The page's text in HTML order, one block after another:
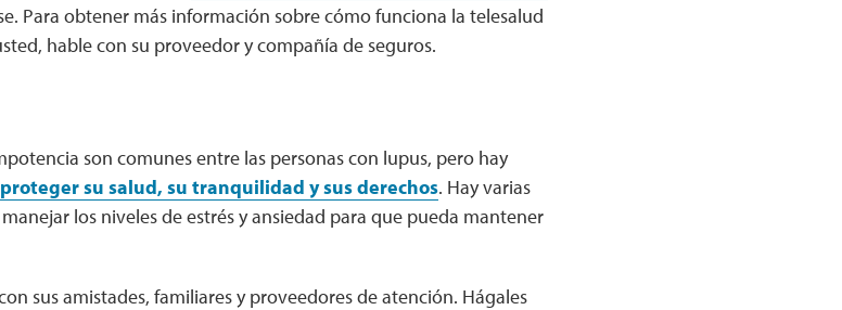
Para obtener más información sobre cómo funciona la telesalud
hable con su proveedor y compañía de seguros.
son comunes entre las personas con lupus, pero hay
proteger su salud, su tranquilidad y sus derechos. Hay varias
los niveles de estrés y ansiedad para que pueda mantener
sus amistades, familiares y proveedores de atención. Hágales